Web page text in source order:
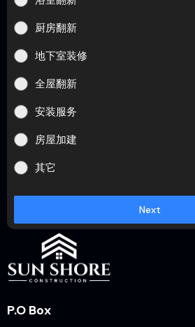
厨房翻新
地下室装修
全屋翻新
安装服务
房屋加建
其它
Next
P.O Box